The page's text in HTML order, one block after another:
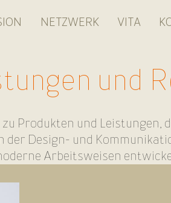
NETZWERK VITA
und
Produkten und Leistungen,
der Design- und
Arbeitsweisen